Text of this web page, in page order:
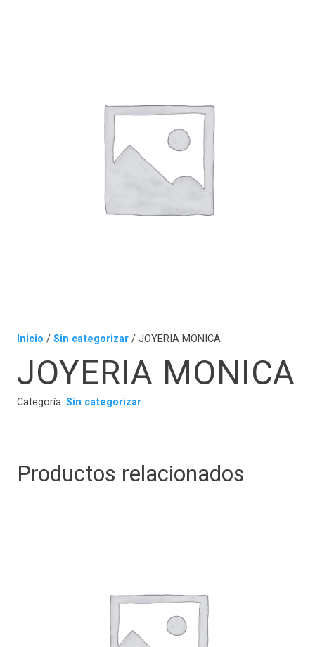
Inicio /Sin categorizar/ JOYERIA MONICA
JOYERIA MONICA
Categoría: Sin categorizar
Productos relacionados